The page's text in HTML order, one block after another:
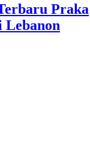
Praka
Lebanon